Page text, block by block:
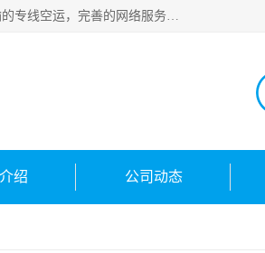
武汉本泰航空服务有限公司，专业服务航空托运普通包裹，信件资料，食品，服装，快消品等运输的专线空运，完善的网络服务确保为客户提供准确、*、安全的“门对门”服务，本着“诚信为本、精诚合作”的服务宗旨.“以安全运输为保障，以运价合理要求市场”的经营理念。武汉机场货运、武汉航空物流、武汉空运、武汉天河国际机场东方、南方、国际航空、机场空运业务覆盖国内二三线机场城市，如：武汉-敦煌、武汉-柳州等
绍 公司动态